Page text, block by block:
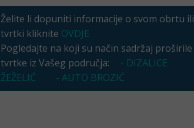
Želite li dopuniti informacije o svom obrtu ili
tvrtki kliknite OVDJE
Pogledajte na koji su način sadržaj proširile
tvrtke iz Vašeg područja:
- DIZALICE
ŽEŽELIĆ
- AUTO BROZIĆ